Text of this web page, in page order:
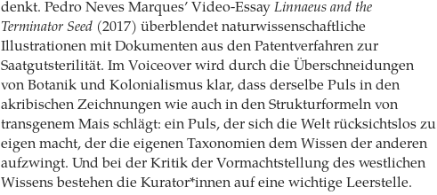
denkt. Pedro Neves Marques’ Video-Essay Linnaeus and the
Terminator Seed(2017) überblendet naturwissenschaftliche
Illustrationen mit Dokumenten aus den Patentverfahren zur
Saatgutsterilität. Im Voiceover wird durch die Überschneidungen
von Botanik und Kolonialismus klar, dass derselbe Puls in den
akribischen Zeichnungen wie auch in den Strukturformeln von
transgenem Mais schlägt: ein Puls, der sich die Welt rücksichtslos zu
eigen macht, der die eigenen Taxonomien dem Wissen der anderen
aufzwingt. Und bei der Kritik der Vormachtstellung des westlichen
Wissens bestehen die Kurator*innen auf eine wichtige Leerstelle.